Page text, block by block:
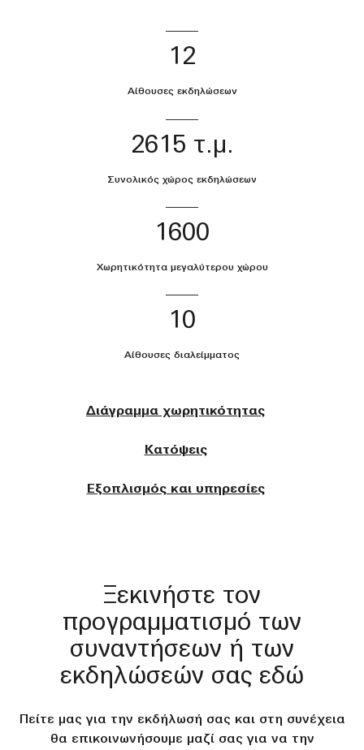
12
Αίθουσες εκδηλώσεων
2615 τ.μ.
Συνολικός χώρος εκδηλώσεων
1600
Χωρητικότητα μεγαλύτερου χώρου
10
Αίθουσες διαλείμματος
Διάγραμμα χωρητικότητας
Κατόψεις
Εξοπλισμός και υπηρεσίες
Ξεκινήστε τον
προγραμματισμό των
συναντήσεων ή των
εκδηλώσεών σας εδώ
Πείτε μας για την εκδήλωσή σας και στη συνέχεια
θα επικοινωνήσουμε μαζί σας για να την